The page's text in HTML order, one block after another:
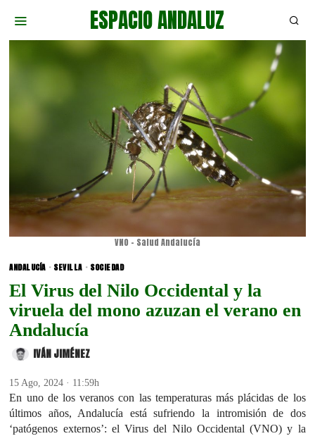
ESPACIO ANDALUZ
VNO - Salud Andalucía
ANDALUCÍA · SEVILLA · SOCIEDAD
El Virus del Nilo Occidental y la
viruela del mono azuzan el verano en
Andalucía
IVÁN JIMÉNEZ
15 Ago, 2024 · 11:59h
En uno de los veranos con las temperaturas más plácidas de los
últimos años, Andalucía está sufriendo la intromisión de dos
‘patógenos externos’: el Virus del Nilo Occidental (VNO) y la